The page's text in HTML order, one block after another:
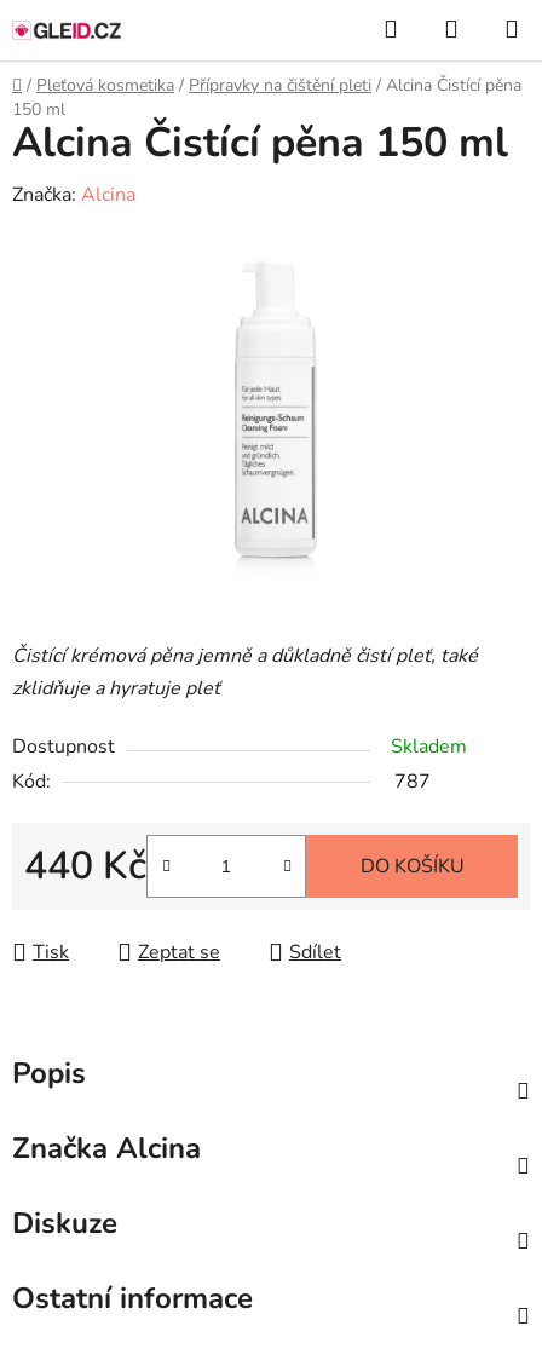
na
obsah
Hledat
KOŠÍK
Domů
/ Pleťová kosmetika / Přípravky na čištění pleti / Alcina Čistící pěna
150 ml
Čistící krémová pěna jemně a důkladně čistí pleť, také
zklidňuje a hyratuje pleť
Dostupnost
Skladem
Kód:
787
440 Kč DO KOŠÍKU
Tisk Zeptat se Sdílet
Alcina Čistící pěna 150 ml
Značka: Alcina
Popis
Značka Alcina
Diskuze
Ostatní informace